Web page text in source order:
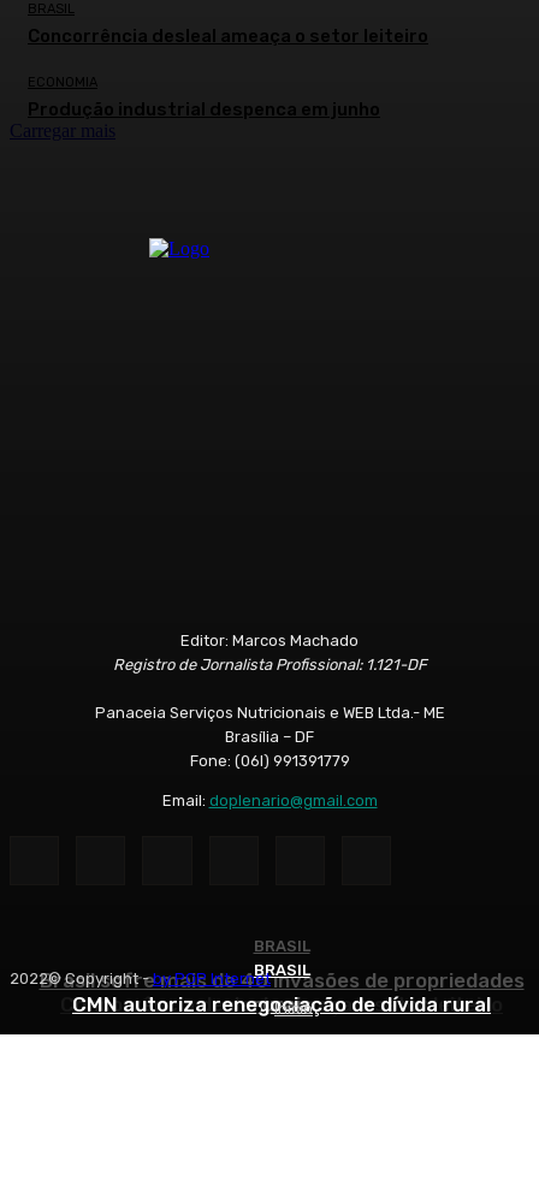
BRASIL
Concorrência desleal ameaça o setor leiteiro
BRASIL
Brasil sofre mais de 40 invasões de propriedades
rurais
BRASIL
CMN autoriza renegociação de dívida rural
BRASIL
Concorrência desleal ameaça o setor leiteiro
ECONOMIA
Produção industrial despenca em junho
Carregar mais
Editor: Marcos Machado
Registro de Jornalista Profissional: 1.121-DF
Panaceia Serviços Nutricionais e WEB Ltda.- ME
Brasília – DF
Fone: (06l) 991391779
Email: doplenario@gmail.com
2022© Copyright -by POP Internet
Início